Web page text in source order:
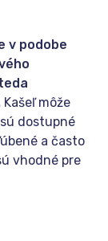
v podobe
Kašeľ môže
dostupné
a často
vhodné pre